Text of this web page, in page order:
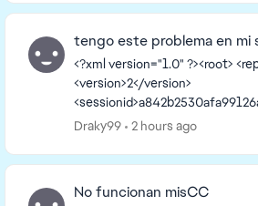
tengo este problema en mi
<?xml version="1.0" ?><root> <report>
<version>2</version>
<type>desync</type>
<createtime>2026-08-06
Draky99 2 hours ago
No funcionan misCC